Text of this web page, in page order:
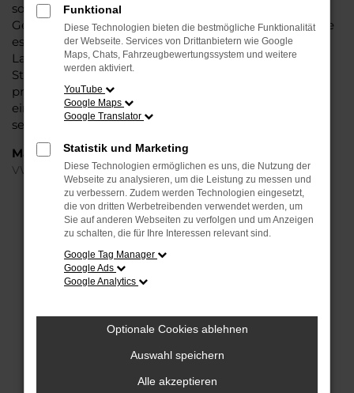
sowie die zahlreichen Assistenzsysteme. Ein VW Taigo
Gebrauchtwagen für Halle (Saale) ist ein Fahrzeug, wie
es kompletter nicht sein könnte und überzeugt durch
Langlebigkeit und einen sehr soliden Werterhalt. Bei
Steinböhmer kommt hinzu, dass Sie sich über einen
preislichen Nachlass freuen dürfen und beim Kauf auf
ein Unternehmen mit mehr als 80 Jahren Erfahrung
setzen.
Marken
VW
FEHLER: NETWORK ERROR
Hier sind ein paar Tipps, die dir helfen können:
Überprüfe deine Firewall und deine
Laden andere Webseiten, zum Beispiel deine
Prüfe deine Browsererweiterungen.
Manche Erweiterungen, wie Werbeblocker,
Funktional
Diese Technologien bieten die bestmögliche Funktionalität
der Webseite. Services von Drittanbietern wie Google
Maps, Chats, Fahrzeugbewertungssystem und weitere
werden aktiviert.
YouTube
Google Maps
Google Translator
Statistik und Marketing
Diese Technologien ermöglichen es uns, die Nutzung der
Webseite zu analysieren, um die Leistung zu messen und
zu verbessern. Zudem werden Technologien eingesetzt,
die von dritten Werbetreibenden verwendet werden, um
Sie auf anderen Webseiten zu verfolgen und um Anzeigen
zu schalten, die für Ihre Interessen relevant sind.
Google Tag Manager
Google Ads
Google Analytics
Optionale Cookies ablehnen
Auswahl speichern
Alle akzeptieren